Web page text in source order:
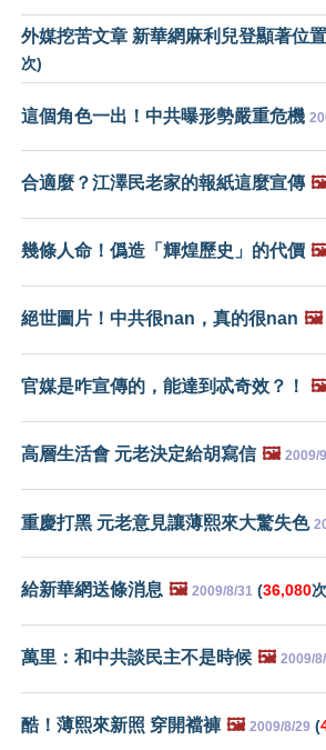
外媒挖苦文章 新華網麻利兒登顯著位置
次)
這個角色一出！中共曝形勢嚴重危機
合適麼？江澤民老家的報紙這麼宣傳
幾條人命！僞造「輝煌歷史」的代價
絕世圖片！中共很nan，真的很nan 🖼️
官媒是咋宣傳的，能達到忒奇效？！
高層生活會 元老決定給胡寫信 🖼️ 2009/
重慶打黑 元老意見讓薄熙來大驚失色
給新華網送條消息 🖼️ 2009/8/31 (36,080
萬里：和中共談民主不是時候 🖼️ 2009/
酷！薄熙來新照 穿開襠褲 🖼️ 2009/8/29 (